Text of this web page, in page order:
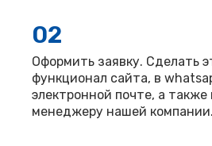
02
Оформить заявку. Сделать
функционал сайта, в
электронной почте, а также
менеджеру нашей компании.